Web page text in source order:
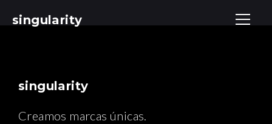
singularity
singularity
Creamos marcas únicas.